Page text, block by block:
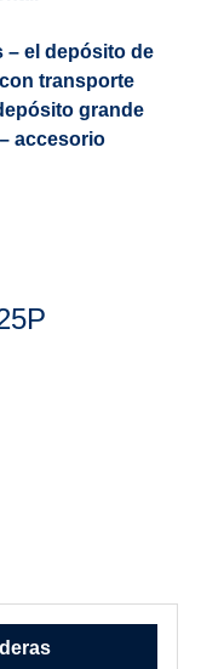
– el depósito de
transporte
grande
accesorio